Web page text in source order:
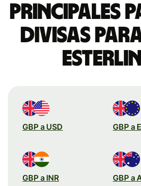
Principales
divisas
GBP a USD GBP a
GBP a INR GBP a